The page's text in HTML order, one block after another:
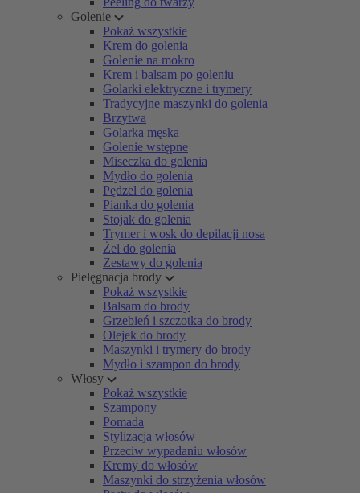
Golenie
Pokaż wszystkie
Krem do golenia
Golenie na mokro
Krem i balsam po goleniu
Golarki elektryczne i trymery
Tradycyjne maszynki do golenia
Brzytwa
Golarka męska
Golenie wstępne
Miseczka do golenia
Mydło do golenia
Pędzel do golenia
Pianka do golenia
Stojak do golenia
Trymer i wosk do depilacji nosa
Żel do golenia
Zestawy do golenia
Pielęgnacja brody
Pokaż wszystkie
Balsam do brody
Grzebień i szczotka do brody
Olejek do brody
Maszynki i trymery do brody
Mydło i szampon do brody
Włosy
Pokaż wszystkie
Szampony
Pomada
Stylizacja włosów
Przeciw wypadaniu włosów
Kremy do włosów
Maszynki do strzyżenia włosów